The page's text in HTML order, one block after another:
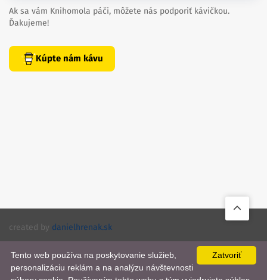
Ak sa vám Knihomola páči, môžete nás podporiť kávičkou.
Ďakujeme!
Kúpte nám kávu
na
created by danielhrenak.sk
📨
Zatvoriť
Tento web používa na poskytovanie služieb,
personalizáciu reklám a na analýzu návštevnosti